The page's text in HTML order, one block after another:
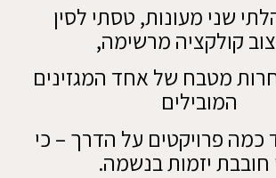
שני מעונות, טסתי לסין
קולקציה מרשימה,
מטבח של אחד המגזינים
המובילים
כמה פרויקטים על הדרך – כי
חובבת יזמות בנשמה.